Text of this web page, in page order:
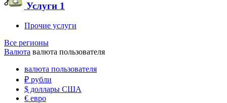
Услуги 1
Прочие услуги
Все регионы
Валюта валюта пользователя
валюта пользователя
₽ рубли
$ доллары США
€ евро